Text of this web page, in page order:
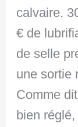
calvaire.
€ de
de selle
une sortie
Comme
bien